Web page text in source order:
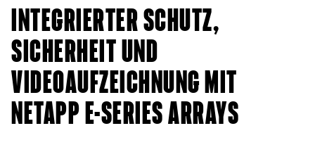
INTEGRIERTER SCHUTZ,
SICHERHEIT UND
VIDEOAUFZEICHNUNG MIT
NETAPP E-SERIES ARRAYS